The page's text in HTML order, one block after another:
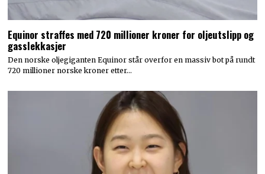
Equinor straffes med 720 millioner kroner for oljeutslipp og
gasslekkasjer
Den norske oljegiganten Equinor står overfor en massiv bot på rundt
720 millioner norske kroner etter…